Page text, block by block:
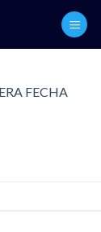
FECHA